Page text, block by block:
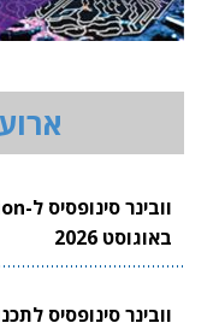
באוגוסט 2026